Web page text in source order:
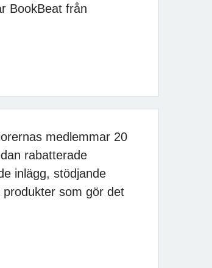
BookBeat från
medlemmar 20
rabatterade
inlägg, stödjande
som gör det